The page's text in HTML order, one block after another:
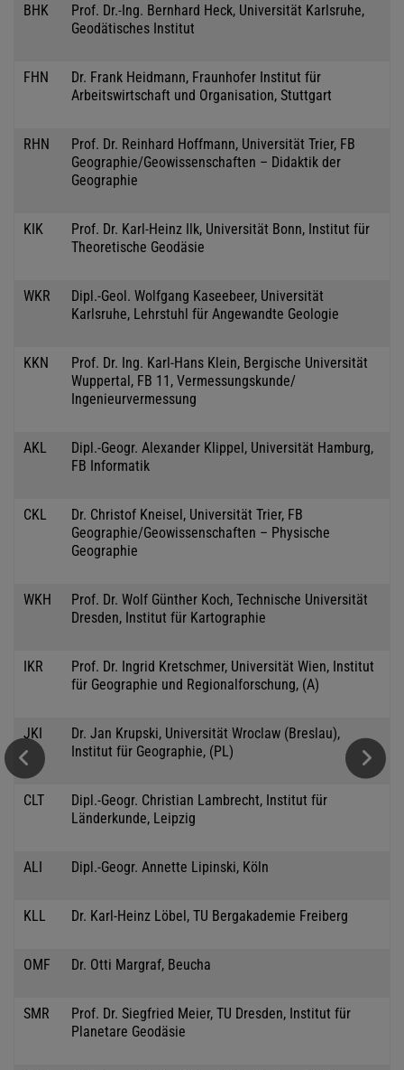
BHK
Prof. Dr.-Ing. Bernhard Heck, Universität Karlsruhe,
Geodätisches Institut
FHN
Dr. Frank Heidmann, Fraunhofer Institut für
Arbeitswirtschaft und Organisation, Stuttgart
RHN
Prof. Dr. Reinhard Hoffmann, Universität Trier, FB
Geographie/Geowissenschaften – Didaktik der
Geographie
KIK
Prof. Dr. Karl-Heinz Ilk, Universität Bonn, Institut für
Theoretische Geodäsie
WKR
Dipl.-Geol. Wolfgang Kaseebeer, Universität
Karlsruhe, Lehrstuhl für Angewandte Geologie
KKN
Prof. Dr. Ing. Karl-Hans Klein, Bergische Universität
Wuppertal, FB 11, Vermessungskunde/
Ingenieurvermessung
AKL
Dipl.-Geogr. Alexander Klippel, Universität Hamburg,
FB Informatik
CKL
Dr. Christof Kneisel, Universität Trier, FB
Geographie/Geowissenschaften – Physische
Geographie
WKH
Prof. Dr. Wolf Günther Koch, Technische Universität
Dresden, Institut für Kartographie
IKR
Prof. Dr. Ingrid Kretschmer, Universität Wien, Institut
für Geographie und Regionalforschung, (A)
JKI
Dr. Jan Krupski, Universität Wroclaw (Breslau),
Institut für Geographie, (PL)
CLT
Dipl.-Geogr. Christian Lambrecht, Institut für
Länderkunde, Leipzig
ALI Dipl.-Geogr. Annette Lipinski, Köln
KLL Dr. Karl-Heinz Löbel, TU Bergakademie Freiberg
OMF Dr. Otti Margraf, Beucha
SMR
Prof. Dr. Siegfried Meier, TU Dresden, Institut für
Planetare Geodäsie